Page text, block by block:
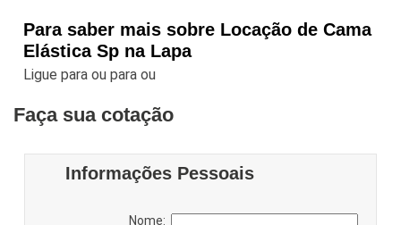
Para saber mais sobre Locação de Cama
Elástica Sp na Lapa
Ligue paraou paraou
Faça sua cotação
Informações Pessoais
Nome: